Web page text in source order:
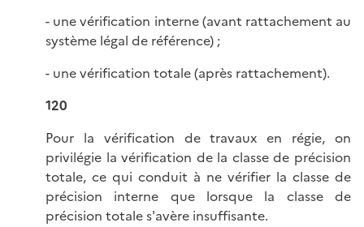
- une vérification interne (avant rattachement au
système légal de référence) ;
- une vérification totale (après rattachement).
120
Pour la vérification de travaux en régie, on
privilégie la vérification de la classe de précision
totale, ce qui conduit à ne vérifier la classe de
précision interne que lorsque la classe de
précision totale s'avère insuffisante.